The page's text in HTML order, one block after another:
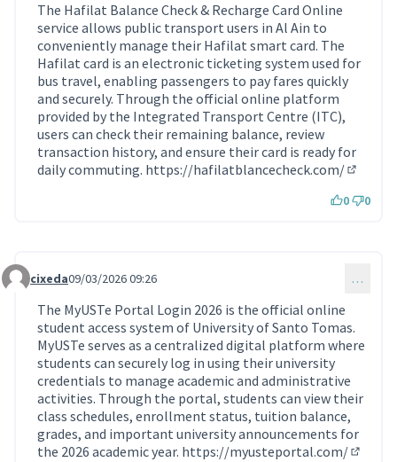
The Hafilat Balance Check & Recharge Card Online
service allows public transport users in Al Ain to
conveniently manage their Hafilat smart card. The
Hafilat card is an electronic ticketing system used for
bus travel, enabling passengers to pay fares quickly
and securely. Through the official online platform
provided by the Integrated Transport Centre (ITC),
users can check their remaining balance, review
transaction history, and ensure their card is ready for
daily commuting. https://hafilatblancecheck.com/
0 0
Commentaire 2180
cixeda09/03/2026 09:26 …
The MyUSTe Portal Login 2026 is the official online
student access system of University of Santo Tomas.
MyUSTe serves as a centralized digital platform where
students can securely log in using their university
credentials to manage academic and administrative
activities. Through the portal, students can view their
class schedules, enrollment status, tuition balance,
grades, and important university announcements for
the 2026 academic year. https://myusteportal.com/